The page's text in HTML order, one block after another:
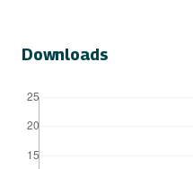
Downloads